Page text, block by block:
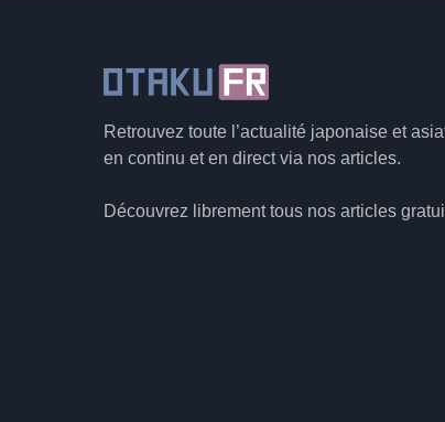
Retrouvez toute l’actualité japonaise et
en continu et en direct via nos articles.
Découvrez librement tous nos articles